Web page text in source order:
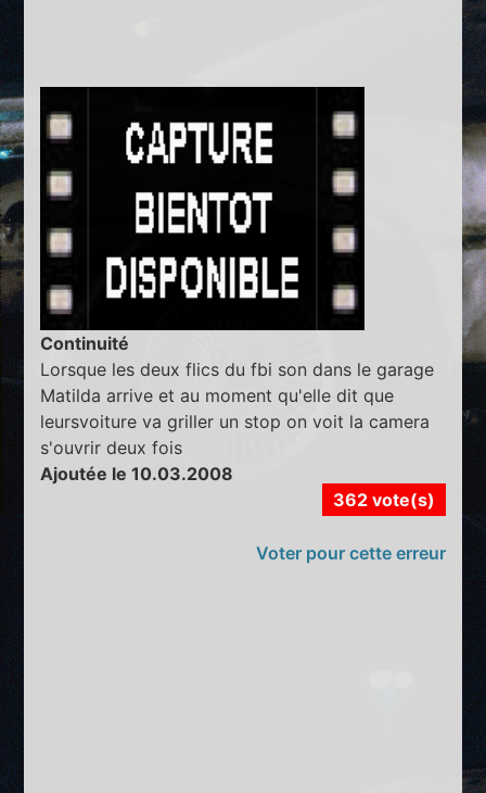
Continuité
Lorsque les deux flics du fbi son dans le garage
Matilda arrive et au moment qu'elle dit que
leursvoiture va griller un stop on voit la camera
s'ouvrir deux fois
Ajoutée le 10.03.2008
362 vote(s)
Voter pour cette erreur